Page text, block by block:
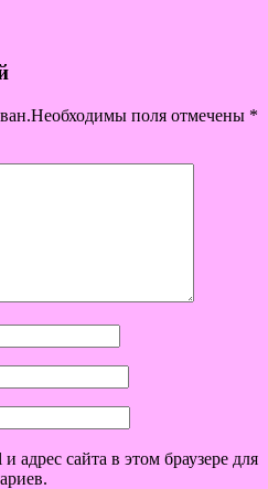
поля отмечены *
адрес сайта в этом браузере для